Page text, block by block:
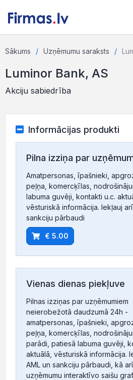
Sākums Uzņēmumu saraksts
Luminor Bank, AS
Akciju sabiedrība
Informācijas produkti
Pilna izziņa par
Amatpersonas, īpašnieki,
peļņa, komercķīlas,
labuma guvēji, kontakti u.c.
vēsturiskā informācija. Iekļauj
sankciju pārbaudi
€ 5.00
Vienas dienas piekļuve
Pilnas izziņas par uzņēmumiem
neierobežotā daudzumā 24h -
amatpersonas, īpašnieki,
peļņa, komercķīlas,
parādi, patiesā labuma guvēji,
aktuālā, vēsturiskā informācija.
AML un sankciju pārbaudi, kā
uzņēmumu interaktīvo saišu